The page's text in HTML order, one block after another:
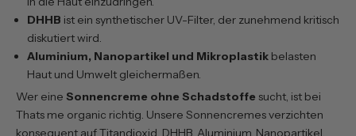
DHHB ist ein synthetischer UV-Filter, der zunehmend kritisch
diskutiert wird.
Aluminium, Nanopartikel und Mikroplastik belasten
Haut und Umwelt gleichermaßen.
Wer eine Sonnencreme ohne Schadstoffe sucht, ist bei
Thats me organic richtig. Unsere Sonnencremes verzichten
konsequent auf Titandioxid, DHHB, Aluminium, Nanopartikel,